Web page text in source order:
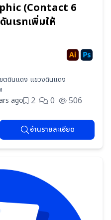
(Contact 6
เรทเพิ่มให้
ตดินแดง แขวงดินแดง
ago 2 0 506
อ่านรายละเอียด